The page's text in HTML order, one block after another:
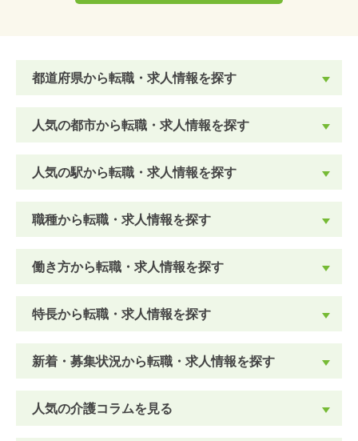
都道府県から転職・求人情報を探す
人気の都市から転職・求人情報を探す
人気の駅から転職・求人情報を探す
職種から転職・求人情報を探す
働き方から転職・求人情報を探す
特長から転職・求人情報を探す
新着・募集状況から転職・求人情報を探す
人気の介護コラムを見る